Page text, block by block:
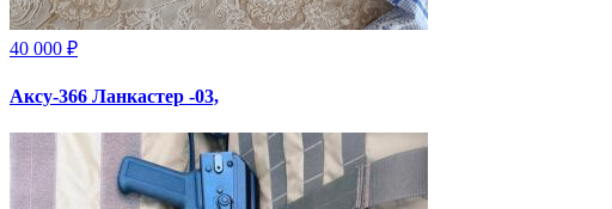
40 000 ₽
Аксу-366 Ланкастер -03,